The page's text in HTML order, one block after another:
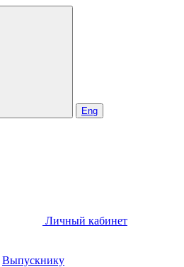
Eng
Личный кабинет
Выпускнику